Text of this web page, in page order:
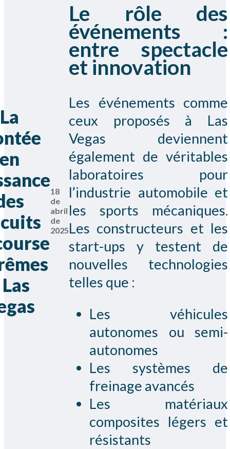
La
en
18
de
abril
de
2025
Le rôle des
événements :
entre spectacle
et innovation
Les événements comme
ceux proposés à Las
Vegas deviennent
également de véritables
laboratoires pour
l’industrie automobile et
les sports mécaniques.
Les constructeurs et les
start-ups y testent de
nouvelles technologies
telles que :
Les véhicules
autonomes ou semi-
autonomes
Les systèmes de
freinage avancés
Les matériaux
composites légers et
résistants